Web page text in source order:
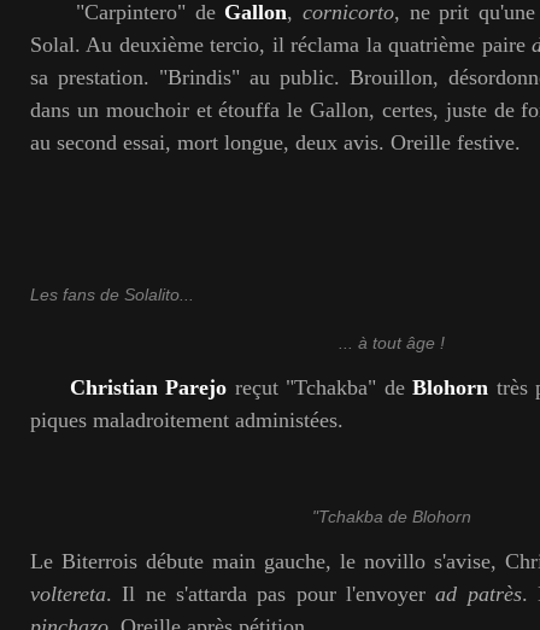
"Carpintero" deGallon, cornicorto, ne prit
Solal. Au deuxième tercio, il réclama la quatrième paire
sa prestation. "Brindis" au public. Brouillon,
dans un mouchoir et étouffa le Gallon, certes, juste de
au second essai, mort longue, deux avis. Oreille festive.
Les fans de Solalito...
... à tout âge !
Christian Parejo reçut "Tchakba" deBlohorn très
piques maladroitement administées.
"Tchakba de Blohorn
Le Biterrois débute main gauche, le novillo s'avise,
voltereta. Il ne s'attarda pas pour l'envoyerad patrès.